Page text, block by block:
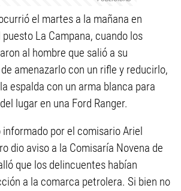
el martes a la mañana en
La Campana, cuando los
al hombre que salió a su
amenazarlo con un rifle y reducirlo,
espalda con un arma blanca para
lugar en una Ford Ranger.
informado por el comisario Ariel
dio aviso a la Comisaría Novena de
que los delincuentes habían
a la comarca petrolera. Si bien no